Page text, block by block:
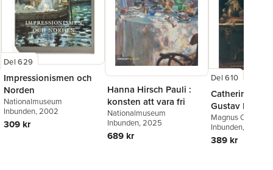
Del 629
Impressionismen och
Norden
Nationalmuseum
Inbunden, 2002
309 kr
Hanna Hirsch Pauli :
konsten att vara fri
Nationalmuseum
Inbunden, 2025
689 kr
Del 610
Catherine the
Gustav III
Magnus Olausson
Inbunden, 1999
389 kr